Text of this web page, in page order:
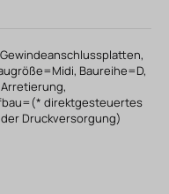
Baureihe=D,
direktgesteuertes
Druckversorgung)